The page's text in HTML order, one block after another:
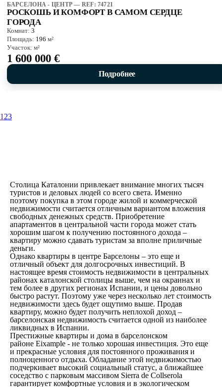
БАРСЕЛОНА - ЦЕНТР — REF: 74721
РОСКОШЬ И КОМФОРТ В САМОМ СЕРДЦЕ
ГОРОДА
Комнат: 3
Площадь: 196 м²
Участок: м²
1 600 000 €
Подробнее
1 23
Столица Каталонии привлекает внимание многих тысяч
туристов и деловых людей со всего света. Именно
поэтому покупка в этом городе жилой и коммерческой
недвижимости считается отличным вариантом вложения
свободных денежных средств. Приобретение
апартаментов в центральной части города может стать
хорошим шагом к получению постоянного дохода –
квартиру можно сдавать туристам за вполне приличные
деньги.
Однако квартиры в центре Барселоны – это еще и
отличный объект для долгосрочных инвестиций. В
настоящее время стоимость недвижимости в центральных
районах каталонской столицы выше, чем на окраинах и
тем более в других регионах Испании, и цены довольно
быстро растут. Поэтому уже через несколько лет стоимость
недвижимости здесь будет ощутимо выше. Продав
квартиру, можно будет получить неплохой доход –
барселонская недвижимость считается одной из наиболее
ликвидных в Испании.
Престижные квартиры и дома в барселонском
районе Eixample - не только хорошая инвестиция. Это еще
и прекрасные условия для постоянного проживания и
полноценного отдыха. Обладание этой недвижимостью
подчеркивает высокий социальный статус, а ближайшее
соседство с парковым массивом Sierra de Collserola
гарантирует комфортные условия и в экологическом